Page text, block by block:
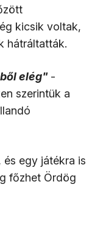
kicsik voltak,
hátráltatták.
elég" -
szerintük a
és egy játékra is
főzhet Ördög